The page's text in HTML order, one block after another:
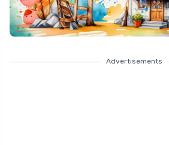
Advertisements